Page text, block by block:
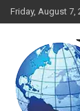
Skip
to
Friday, August 7,